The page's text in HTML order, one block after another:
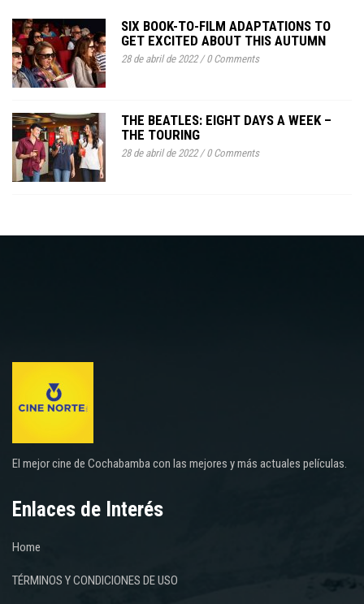
SIX BOOK-TO-FILM ADAPTATIONS TO
GET EXCITED ABOUT THIS AUTUMN
28 de abril de 2022/0 Comments
THE BEATLES: EIGHT DAYS A WEEK –
THE TOURING
28 de abril de 2022/0 Comments
El mejor cine de Cochabamba con las mejores y más actuales películas.
Enlaces de Interés
Home
TÉRMINOS Y CONDICIONES DE USO